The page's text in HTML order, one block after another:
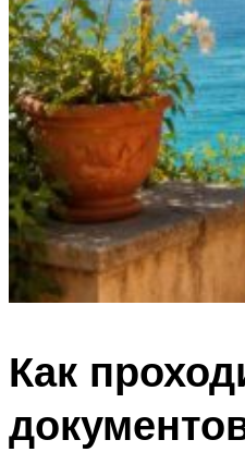
Как